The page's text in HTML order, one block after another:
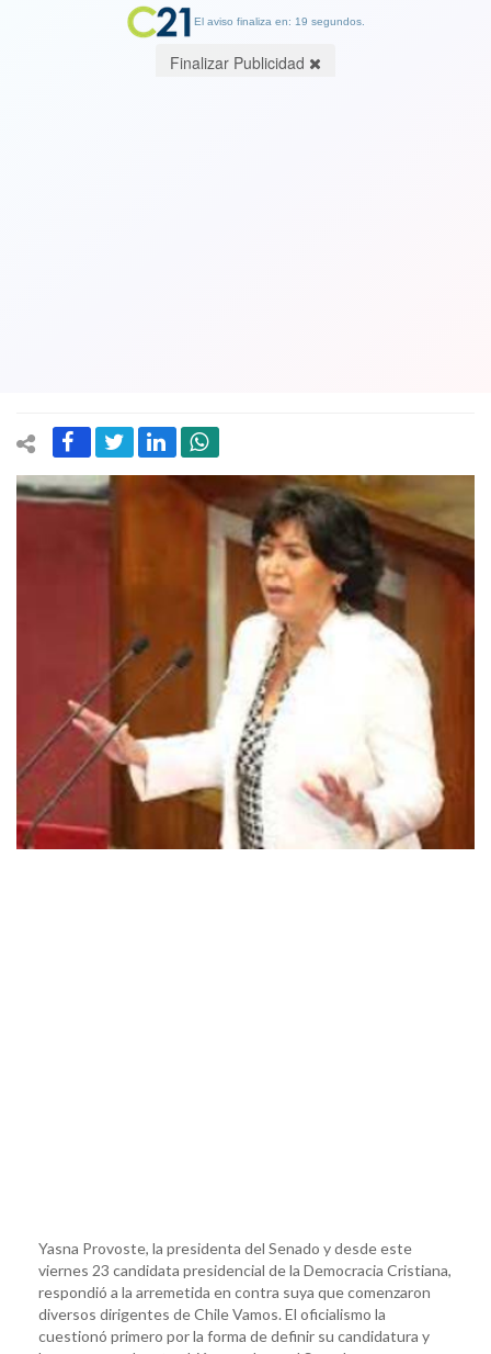
Yasna Provoste, la presidenta del Senado y desde este
viernes 23 candidata presidencial de la Democracia Cristiana,
respondió a la arremetida en contra suya que comenzaron
diversos dirigentes de Chile Vamos. El oficialismo la
cuestionó primero por la forma de definir su candidatura y
El aviso finaliza en: 19 segundos.
Finalizar Publicidad